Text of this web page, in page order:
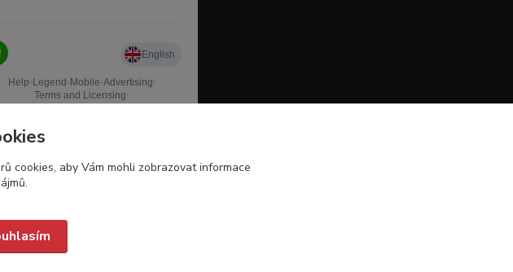
cookies, aby Vám mohli zobrazovat informace